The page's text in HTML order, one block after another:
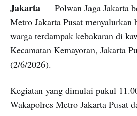
Jakarta — Polwan Jaga Jakarta
Metro Jakarta Pusat menyalurkan
warga terdampak kebakaran di
Kecamatan Kemayoran, Jakarta
(2/6/2026).
Kegiatan yang dimulai pukul
Wakapolres Metro Jakarta Pusat